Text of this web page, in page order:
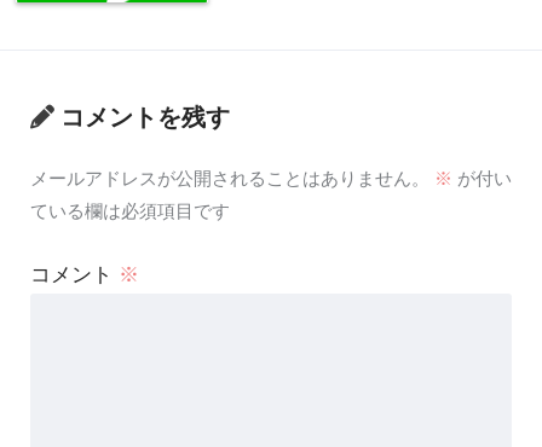
コメントを残す
メールアドレスが公開されることはありません。 ※ が付い
ている欄は必須項目です
コメント ※